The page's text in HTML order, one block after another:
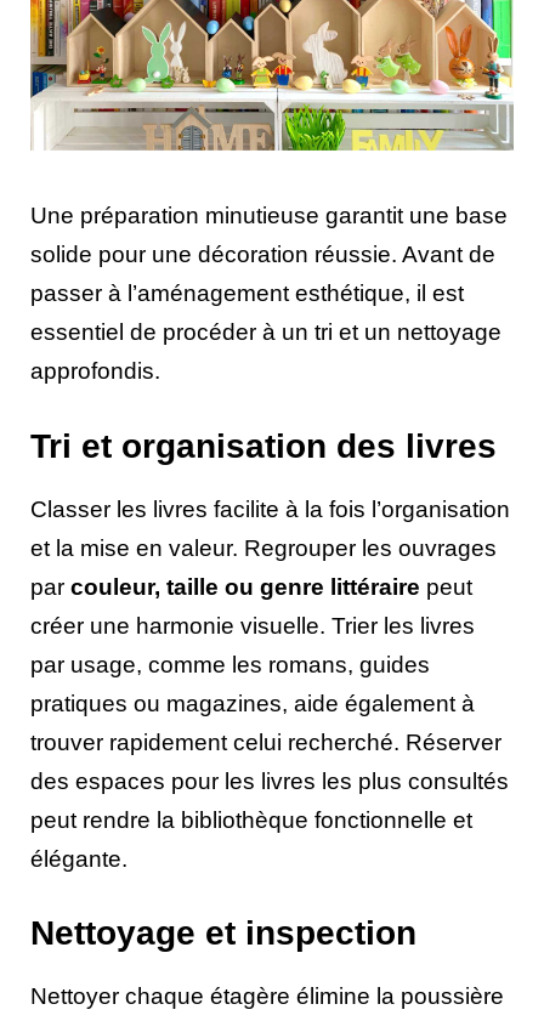
Une préparation minutieuse garantit une base
solide pour une décoration réussie. Avant de
passer à l’aménagement esthétique, il est
essentiel de procéder à un tri et un nettoyage
approfondis.
Tri et organisation des livres
Classer les livres facilite à la fois l’organisation
et la mise en valeur. Regrouper les ouvrages
par couleur, taille ou genre littéraire peut
créer une harmonie visuelle. Trier les livres
par usage, comme les romans, guides
pratiques ou magazines, aide également à
trouver rapidement celui recherché. Réserver
des espaces pour les livres les plus consultés
peut rendre la bibliothèque fonctionnelle et
élégante.
Nettoyage et inspection
Nettoyer chaque étagère élimine la poussière